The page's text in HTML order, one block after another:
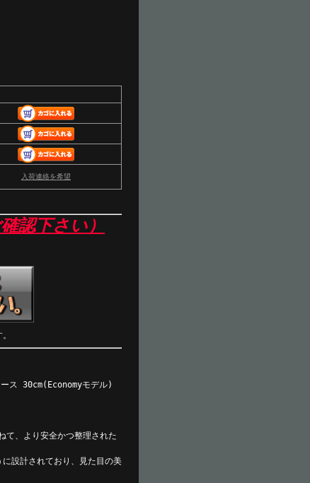
入荷連絡を希望
認下さい）
ス 30cm(Economyモデル)
て、より安全かつ整理された
設計されており、見た目の美